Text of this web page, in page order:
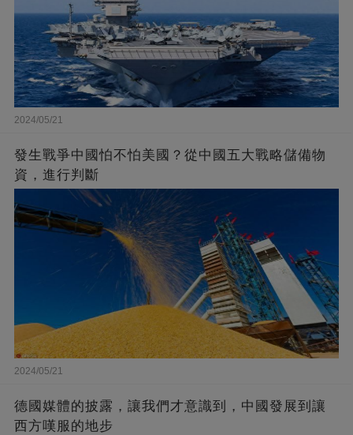
2024/05/21
發生戰爭中國怕不怕美國？從中國五大戰略儲備物
資，進行判斷
2024/05/21
德國媒體的披露，讓我們才意識到，中國發展到讓
西方嘆服的地步